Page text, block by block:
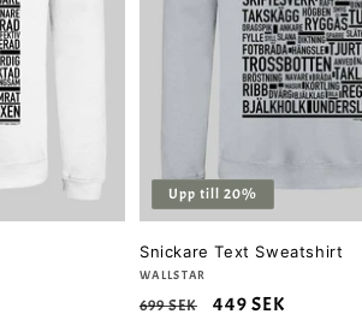
Upp till 20%
Snickare Text Sweatshirt
Säljare:
WALLSTAR
Ordinarie
699 SEK Försäljningspris
449 SEK